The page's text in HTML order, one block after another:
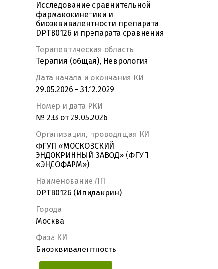
Исследование сравнительной
фармакокинетики и
биоэквивалентности препарата
DPTB0126 и препарата сравнения
Терапевтическая область
Терапия (общая), Неврология
Дата начала и окончания КИ
29.05.2026 - 31.12.2029
Номер и дата РКИ
№ 233 от 29.05.2026
Организация, проводящая КИ
ФГУП «МОСКОВСКИЙ
ЭНДОКРИННЫЙ ЗАВОД» (ФГУП
«ЭНДОФАРМ»)
Наименование ЛП
DPTB0126 (Ипидакрин)
Города
Москва
Фаза КИ
Биоэквивалентность